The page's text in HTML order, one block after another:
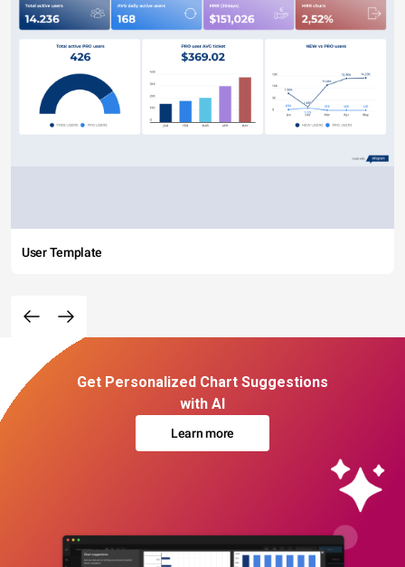
User Template
Get Personalized Chart Suggestions
with AI
Learn more